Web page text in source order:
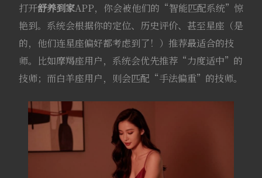
打开舒养到家APP，你会被他们的“智能匹配系统”惊
艳到。系统会根据你的定位、历史评价、甚至星座（是
的，他们连星座偏好都考虑到了！）推荐最适合的技
师。比如摩羯座用户，系统会优先推荐“力度适中”的
技师；而白羊座用户，则会匹配“手法偏重”的技师。